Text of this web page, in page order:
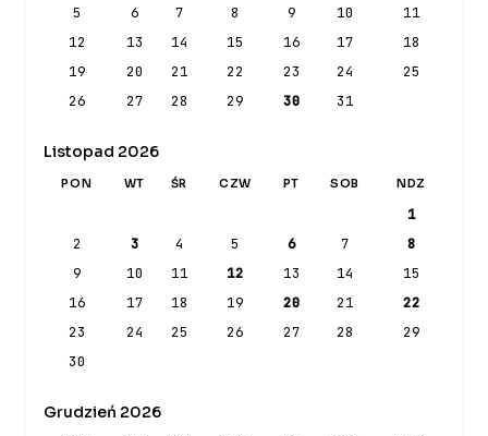
5
6 7 8 9 10
11
12
13 14 15 16 17
18
19
20 21 22 23 24
25
26
27 28 29 30 31
Listopad 2026
PON WT ŚR CZW PT SOB NDZ
1
2
3 4 5 6 7
8
9
10 11 12 13 14
15
16
17 18 19 20 21
22
23
24 25 26 27 28
29
30
Grudzień 2026